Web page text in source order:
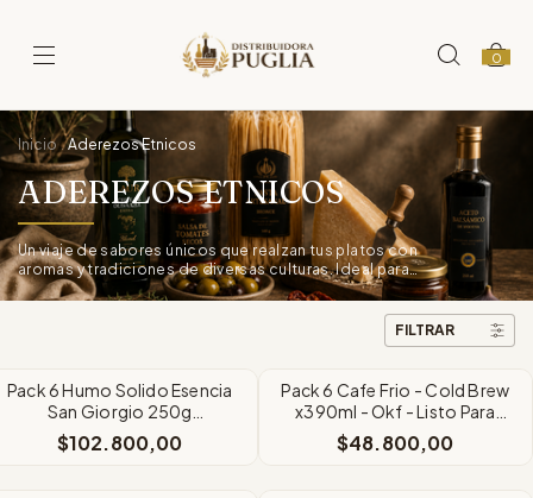
0
Inicio . Aderezos Etnicos
ADEREZOS ETNICOS
Un viaje de sabores únicos que realzan tus platos con
aromas y tradiciones de diversas culturas. Ideal para
comidas exóticas.
FILTRAR
Pack 6 Humo Solido Esencia
San Giorgio 250g
Condimento para Carne
$102.800,00
Pack 6 Cafe Frio - Cold Brew
x390ml - Okf - Listo Para
Beber
$48.800,00